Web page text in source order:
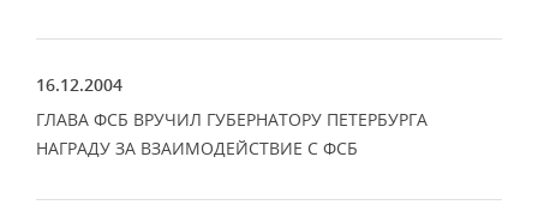
16.12.2004
ГЛАВА ФСБ ВРУЧИЛ ГУБЕРНАТОРУ ПЕТЕРБУРГА
НАГРАДУ ЗА ВЗАИМОДЕЙСТВИЕ С ФСБ